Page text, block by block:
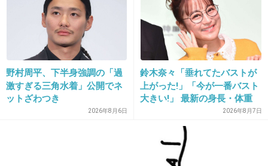
2016/10/30(日) 11:16:32
絶対に嫌だ！
東京五輪までに落ち目になりますようにお祈り
しちゃうわ。
+1005 -29
野村周平、下半身強調の「過
激すぎる三角水着」公開でネ
ットざわつき
2026年8月6日
鈴木奈々「垂れてたバストが
上がった!」「今が一番バスト
大きい!」 最新の身長・体重
2026年8月7日